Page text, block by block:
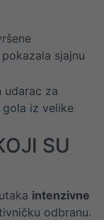
sjajnu
udarac za
iz velike
SU
intenzivne
odbranu.